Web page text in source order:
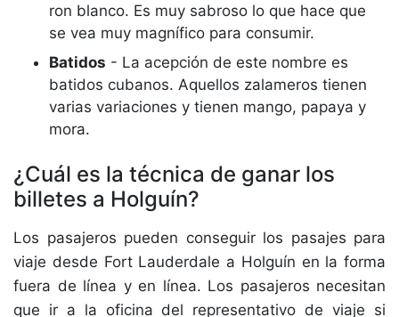
ron blanco. Es muy sabroso lo que hace que
se vea muy magnífico para consumir.
Batidos - La acepción de este nombre es
batidos cubanos. Aquellos zalameros tienen
varias variaciones y tienen mango, papaya y
mora.
¿Cuál es la técnica de ganar los
billetes a Holguín?
Los pasajeros pueden conseguir los pasajes para
viaje desde Fort Lauderdale a Holguín en la forma
fuera de línea y en línea. Los pasajeros necesitan
que ir a la oficina del representativo de viaje si